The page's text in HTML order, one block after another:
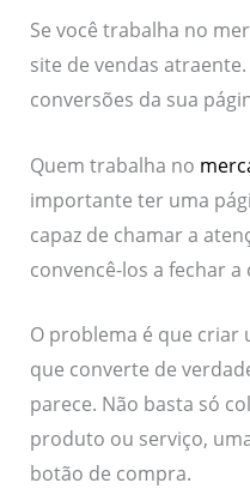
Se você trabalha no
site de vendas
conversões da sua
Quem trabalha no
importante ter uma
capaz de chamar a
convencê-los a fechar a
O problema é que criar
que converte de
parece. Não basta só
produto ou serviço,
botão de compra.